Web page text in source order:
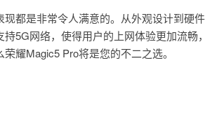
都是非常令人满意的。从外观设计到硬
5G网络，使得用户的上网体验更加流畅
耀Magic5 Pro将是您的不二之选。